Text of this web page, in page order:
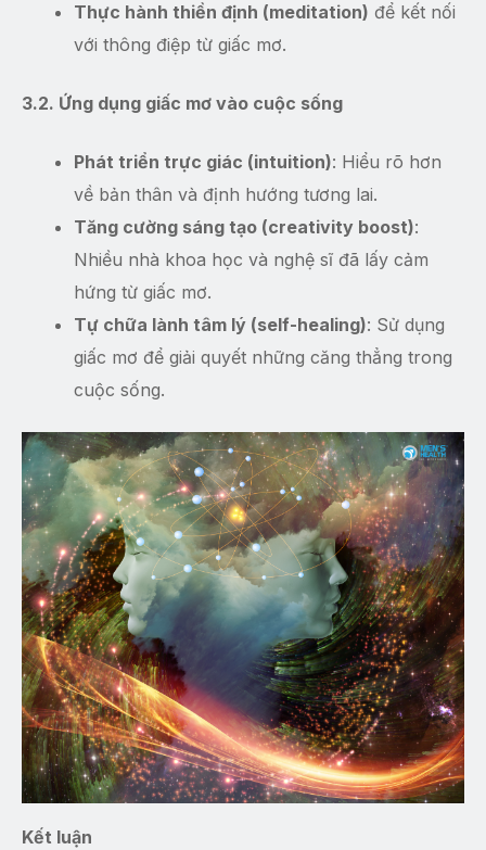
Thực hành thiền định (meditation) để kết nối
với thông điệp từ giấc mơ.
3.2. Ứng dụng giấc mơ vào cuộc sống
Phát triển trực giác (intuition): Hiểu rõ hơn
về bản thân và định hướng tương lai.
Tăng cường sáng tạo (creativity boost):
Nhiều nhà khoa học và nghệ sĩ đã lấy cảm
hứng từ giấc mơ.
Tự chữa lành tâm lý (self-healing): Sử dụng
giấc mơ để giải quyết những căng thẳng trong
cuộc sống.
Kết luận